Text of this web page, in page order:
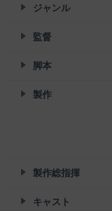
ジャンル
監督
脚本
製作
製作総指揮
キャスト